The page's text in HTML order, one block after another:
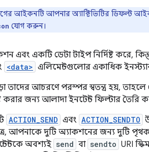
আইকনটি আপনার অ্যাক্টিভিটির ডিফল্ট
যোগ করুন।
এবং একটি ডেটা টাইপ নির্দিষ্ট করে,
<data> এলিমেন্টগুলোর একাধিক
আচরণে পরস্পর স্বতন্ত্র হয়,
করার জন্য আলাদা ইনটেন্ট ফিল্টার তৈরি
ACTION_SEND এবং ACTION_SENDTO
আপনাকে দুটি অ্যাকশনের জন্য দুটি পৃথক
অবশ্যই send বা sendto URI